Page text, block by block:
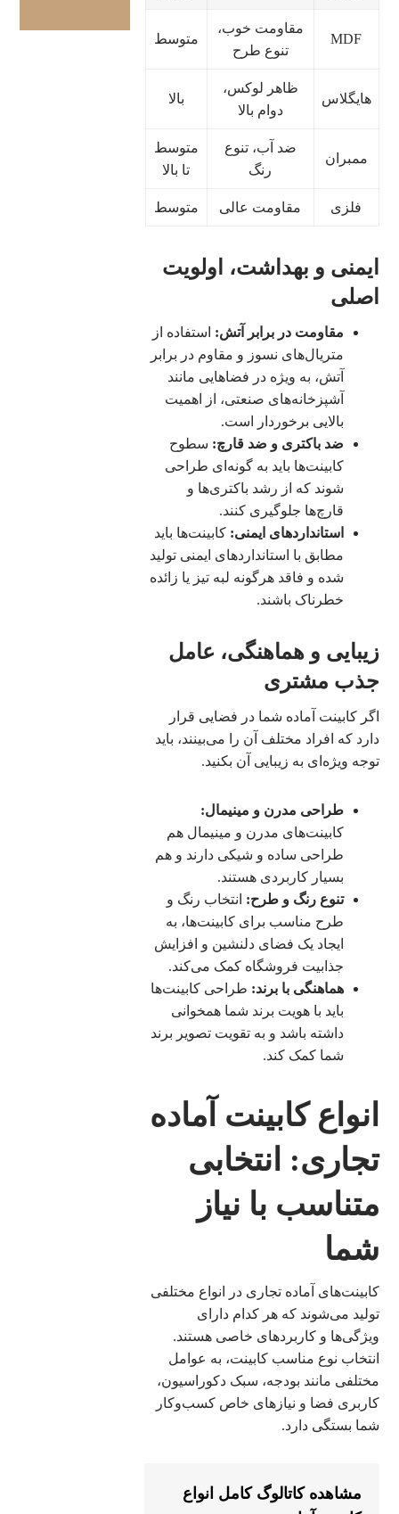
MDF
مقاومت خوب،
تنوع طرح
متوسط
هایگلاس
ظاهر لوکس،
دوام بالا
بالا
ممبران
ضد آب، تنوع
رنگ
متوسط
تا بالا
فلزی مقاومت عالی متوسط
ایمنی و بهداشت، اولویت
اصلی
مقاومت در برابر آتش: استفاده از
متریال‌های نسوز و مقاوم در برابر
آتش، به ویژه در فضاهایی مانند
آشپزخانه‌های صنعتی، از اهمیت
بالایی برخوردار است.
ضد باکتری و ضد قارچ: سطوح
کابینت‌ها باید به گونه‌ای طراحی
شوند که از رشد باکتری‌ها و
قارچ‌ها جلوگیری کنند.
استانداردهای ایمنی: کابینت‌ها باید
مطابق با استانداردهای ایمنی تولید
شده و فاقد هرگونه لبه تیز یا زائده
خطرناک باشند.
زیبایی و هماهنگی، عامل
جذب مشتری
اگر کابینت آماده شما در فضایی قرار
دارد که افراد مختلف آن را می‌بینند، باید
توجه ویژه‌ای به زیبایی آن بکنید.
طراحی مدرن و مینیمال:
کابینت‌های مدرن و مینیمال هم
طراحی ساده و شیکی دارند و هم
بسیار کاربردی هستند.
تنوع رنگ و طرح: انتخاب رنگ و
طرح مناسب برای کابینت‌ها، به
ایجاد یک فضای دلنشین و افزایش
جذابیت فروشگاه کمک می‌کند.
هماهنگی با برند: طراحی کابینت‌ها
باید با هویت برند شما همخوانی
داشته باشد و به تقویت تصویر برند
شما کمک کند.
انواع کابینت آماده
تجاری: انتخابی
متناسب با نیاز
شما
کابینت‌های آماده تجاری در انواع مختلفی
تولید می‌شوند که هر کدام دارای
ویژگی‌ها و کاربردهای خاصی هستند.
انتخاب نوع مناسب کابینت، به عوامل
مختلفی مانند بودجه، سبک دکوراسیون،
کاربری فضا و نیازهای خاص کسب‌وکار
شما بستگی دارد.
مشاهده کاتالوگ کامل انواع